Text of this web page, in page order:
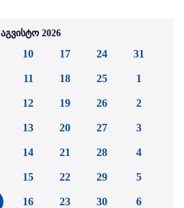
აგვისტო 2026
10
11
12
13
14
15
16
17
18
19
20
21
22
23
24
25
26
27
28
29
30
31
1
2
3
4
5
6